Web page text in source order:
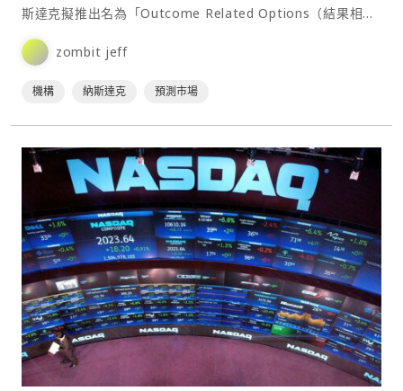
斯達克擬推出名為「Outcome Related Options（結果相關
選擇權）」的產品，讓交易者針對某一⋯
zombit jeff
機構 納斯達克 預測市場